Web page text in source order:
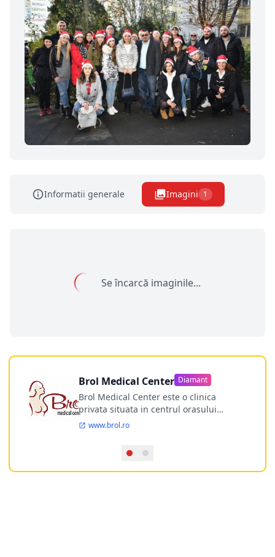
Informatii generale Imagini 1
Se încarcă imaginile...
Brol Medical Center Diamant
Brol Medical Center este o clinica
privata situata in centrul orasului
Timisoara avand o experienta de
desfasoara activitatea intr-un spital
ultramodern.
www.brol.ro